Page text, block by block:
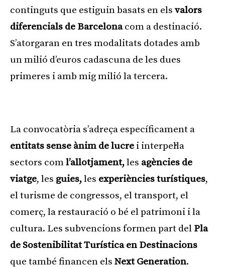
continguts que estiguin basats en els valors
diferencials de Barcelonacom a destinació.
S’atorgaran en tres modalitats dotades amb
un milió d’euros cadascuna de les dues
primeres i amb mig milió la tercera.
La convocatòria s’adreça específicament a
entitats sense ànim de lucre i interpel·la
sectors coml’allotjament,les agències de
viatge, les guies,les experiències turístiques,
el turisme de congressos, el transport, el
comerç, la restauració o bé el patrimoni i la
cultura. Les subvencions formen part del Pla
de Sostenibilitat Turística en Destinacions
que també financen els Next Generation.